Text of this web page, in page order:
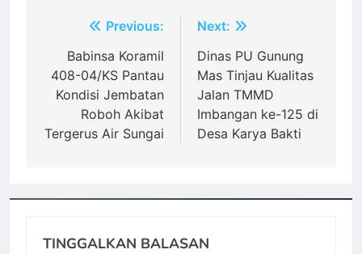
Navigasi
pos
Previous:
Babinsa Koramil
408-04/KS Pantau
Kondisi Jembatan
Roboh Akibat
Tergerus Air Sungai
Next:
Dinas PU Gunung
Mas Tinjau Kualitas
Jalan TMMD
Imbangan ke-125 di
Desa Karya Bakti
TINGGALKAN BALASAN